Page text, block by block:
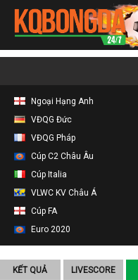
Ngoại Hạng Anh
VĐQG Đức
VĐQG Pháp
Cúp C2 Châu Âu
Cúp Italia
VLWC KV Châu Á
Cúp FA
Euro 2020
KẾT QUẢ LIVESCORE